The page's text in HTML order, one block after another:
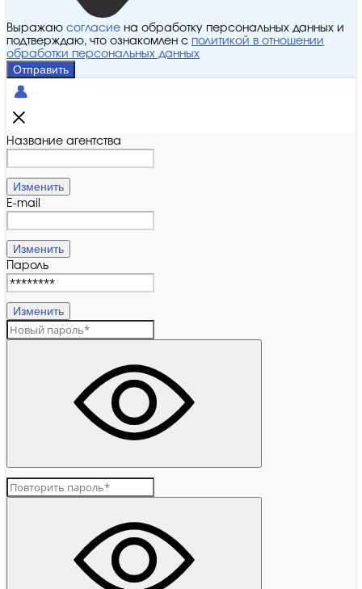
Выражаю согласие на обработку персональных данных и
подтверждаю, что ознакомлен с политикой в отношении
обработки персональных данных
Отправить
Название агентства
Изменить
E-mail
Изменить
Пароль
Изменить